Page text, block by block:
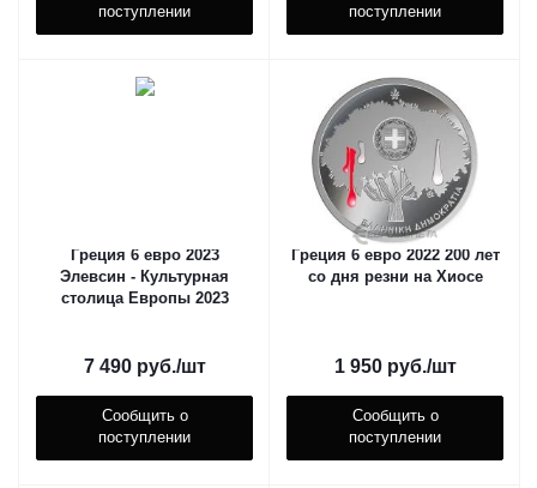
поступлении
поступлении
Греция 6 евро 2023
Элевсин - Культурная
столица Европы 2023
7 490руб./шт
Сообщить о
поступлении
Греция 6 евро 2022 200 лет
со дня резни на Хиосе
1 950руб./шт
Сообщить о
поступлении